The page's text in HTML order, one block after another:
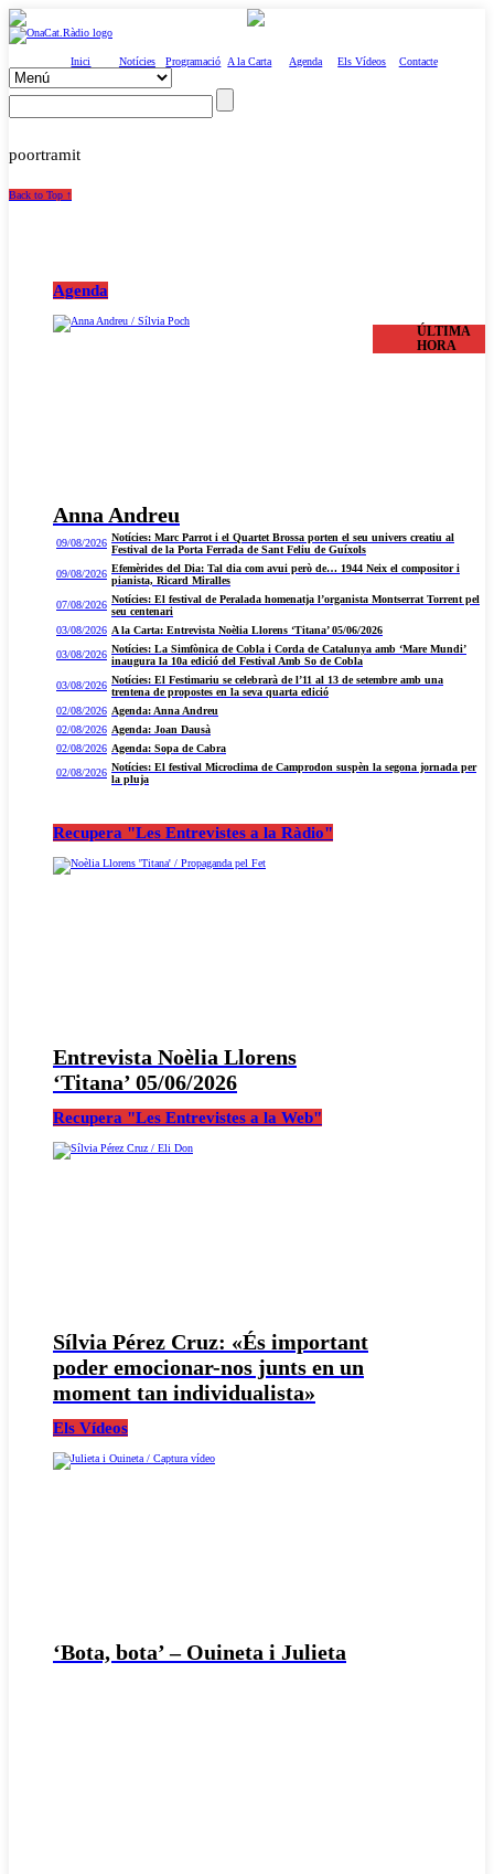
Inici Notícies Programació A la Carta Agenda Els Vídeos Contacte
poortramit
Back to Top ↑
Agenda
Anna Andreu
ÚLTIMA
HORA
09/08/2026 Notícies: Marc Parrot i el Quartet Brossa porten el seu univers creatiu al
Festival de la Porta Ferrada de Sant Feliu de Guíxols
09/08/2026 Efemèrides del Dia: Tal dia com avui però de… 1944 Neix el compositor i
pianista, Ricard Miralles
07/08/2026 Notícies: El festival de Peralada homenatja l’organista Montserrat Torrent pel
seu centenari
03/08/2026 A la Carta: Entrevista Noèlia Llorens ‘Titana’ 05/06/2026
03/08/2026 Notícies: La Simfònica de Cobla i Corda de Catalunya amb ‘Mare Mundi’
inaugura la 10a edició del Festival Amb So de Cobla
03/08/2026 Notícies: El Festimariu se celebrarà de l’11 al 13 de setembre amb una
trentena de propostes en la seva quarta edició
02/08/2026 Agenda: Anna Andreu
02/08/2026 Agenda: Joan Dausà
02/08/2026 Agenda: Sopa de Cabra
02/08/2026 Notícies: El festival Microclima de Camprodon suspèn la segona jornada per
la pluja
Recupera "Les Entrevistes a la Ràdio"
Entrevista Noèlia Llorens
‘Titana’ 05/06/2026
Recupera "Les Entrevistes a la Web"
Sílvia Pérez Cruz: «És important
poder emocionar-nos junts en un
moment tan individualista»
Els Vídeos
‘Bota, bota’ – Ouineta i Julieta